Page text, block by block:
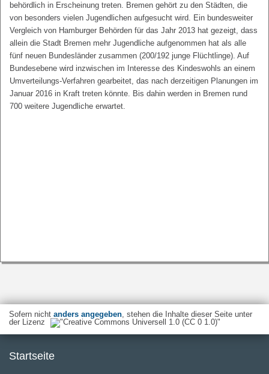
behördlich in Erscheinung treten. Bremen gehört zu den Städten, die
von besonders vielen Jugendlichen aufgesucht wird. Ein bundesweiter
Vergleich von Hamburger Behörden für das Jahr 2013 hat gezeigt, dass
allein die Stadt Bremen mehr Jugendliche aufgenommen hat als alle
fünf neuen Bundesländer zusammen (200/192 junge Flüchtlinge). Auf
Bundesebene wird inzwischen im Interesse des Kindeswohls an einem
Umverteilungs-Verfahren gearbeitet, das nach derzeitigen Planungen im
Januar 2016 in Kraft treten könnte. Bis dahin werden in Bremen rund
700 weitere Jugendliche erwartet.
Sofern nicht anders angegeben, stehen die Inhalte dieser Seite unter
der Lizenz
Startseite